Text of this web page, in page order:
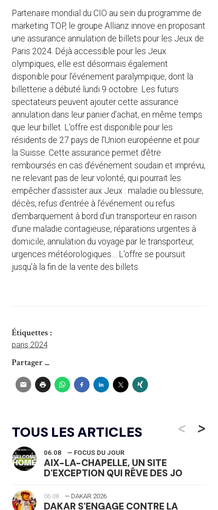
Partenaire mondial du CIO au sein du programme de
marketing TOP, le groupe Allianz innove en proposant
une assurance annulation de billets pour les Jeux de
Paris 2024. Déjà accessible pour les Jeux
olympiques, elle est désormais également
disponible pour l’événement paralympique, dont la
billetterie a débuté lundi 9 octobre. Les futurs
spectateurs peuvent ajouter cette assurance
annulation dans leur panier d’achat, en même temps
que leur billet. L’offre est disponible pour les
résidents de 27 pays de l’Union européenne et pour
la Suisse. Cette assurance permet d’être
remboursés en cas d’événement soudain et imprévu,
ne relevant pas de leur volonté, qui pourrait les
empêcher d’assister aux Jeux : maladie ou blessure,
décès, refus d’entrée à l’événement ou refus
d’embarquement à bord d’un transporteur en raison
d’une maladie contagieuse, réparations urgentes à
domicile, annulation du voyage par le transporteur,
urgences météorologiques… L’offre se poursuit
jusqu’à la fin de la vente des billets.
Étiquettes :
paris 2024
Partager ...
TOUS LES ARTICLES <
06.08 — FOCUS DU JOUR
AIX-LA-CHAPELLE, UN SITE
D'EXCEPTION QUI RÊVE DES JO
06.08 — DAKAR 2026
DAKAR S'ENGAGE CONTRE LA
>